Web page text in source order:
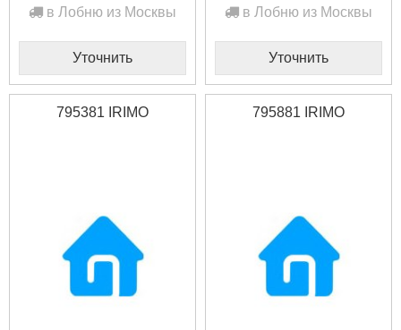
в Лобню из Москвы
Уточнить
в Лобню из Москвы
Уточнить
795381 IRIMO 795881 IRIMO